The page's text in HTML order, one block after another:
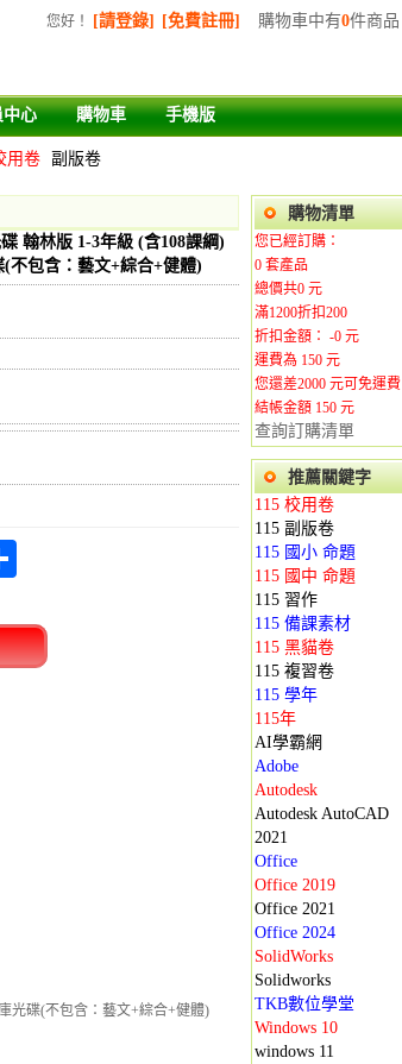
購物車中有0件商品
您好 ！ [請登錄] [免費註冊]
心 購物車 手機版
用卷 副版卷
翰林版 1-3年級 (含108課綱)
不包含：藝文+綜合+健體)
光碟(不包含：藝文+綜合+健體)
購物清單
您已經訂購：
0 套產品
總價共0 元
滿1200折扣200
折扣金額： -0 元
運費為 150 元
您還差2000 元可免運費
結帳金額 150 元
查詢訂購清單
推薦關鍵字
115 校用卷
115 副版卷
115 國小 命題
115 國中 命題
115 習作
115 備課素材
115 黑貓卷
115 複習卷
115 學年
115年
AI學霸網
Adobe
Autodesk
Autodesk AutoCAD
2021
Office
Office 2019
Office 2021
Office 2024
SolidWorks
Solidworks
TKB數位學堂
Windows 10
windows 11